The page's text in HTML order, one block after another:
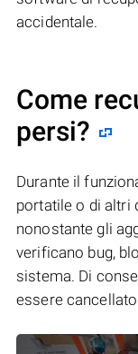
accidentale.
Come
persi?
Durante il
portatile o di altri
nonostante gli
verificano bug,
sistema. Di
essere cancellato.